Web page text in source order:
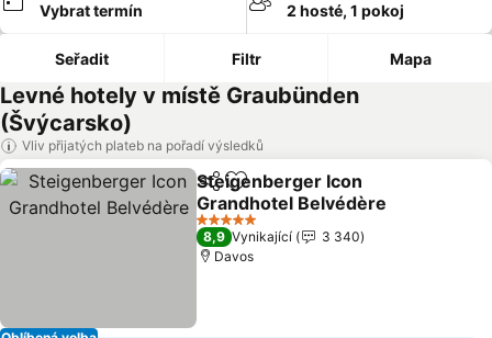
Vybrat termín 2 hosté, 1 pokoj
Seřadit Filtr Mapa
Levné hotely v místě Graubünden
(Švýcarsko)
Vliv přijatých plateb na pořadí výsledků
SdíletPřidat na seznam oblíbených
Steigenberger Icon
Grandhotel Belvédère
Ukázat ceny
5 Počet hvězdiček
8,9 Vynikající
3 340
Davos